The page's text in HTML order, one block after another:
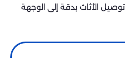
الأثاث بدقة إلى الوجهة